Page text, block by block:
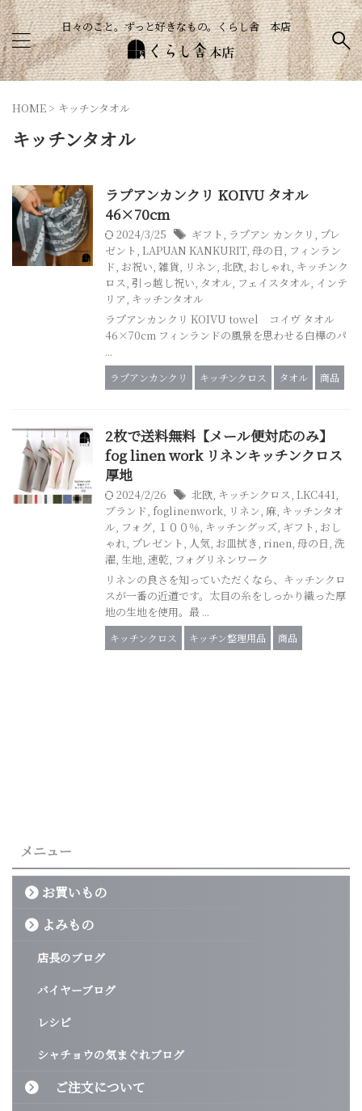
日々のこと。ずっと好きなもの。くらし舎 本店
HOME > キッチンタオル
キッチンタオル
ラプアンカンクリ KOIVU タオル
46×70cm
2024/3/25 ギフト, ラプアン カンクリ , プレ
ゼント, LAPUAN KANKURIT, 母の日, フィンラン
ド, お祝い, 雑貨, リネン, 北欧, おしゃれ, キッチンク
ロス, 引っ越し祝い, タオル, フェイスタオル, インテ
リア, キッチンタオル
ラプアンカンクリ KOIVU towel コイヴ タオル
46×70cm フィンランドの風景を思わせる白樺のパ
...
ラプアンカンクリ キッチンクロス タオル 商品
2枚で送料無料【メール便対応のみ】
fog linen work リネンキッチンクロス
厚地
2024/2/26 北欧, キッチンクロス, LKC441,
ブランド, foglinenwork, リネン, 麻, キッチンタオ
ル, フォグ, １００％, キッチングッズ, ギフト, おし
ゃれ, プレゼント, 人気, お皿拭き, rinen, 母の日, 洗
濯, 生地, 速乾, フォグリネンワーク
リネンの良さを知っていただくなら、キッチンクロ
スが一番の近道です。太目の糸をしっかり織った厚
地の生地を使用。最 ...
キッチンクロス キッチン整理用品 商品
メニュー
お買いもの
よみもの
店長のブログ
バイヤーブログ
レシピ
シャチョウの気まぐれブログ
ご注文について